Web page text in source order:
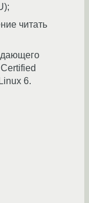
читать
6.